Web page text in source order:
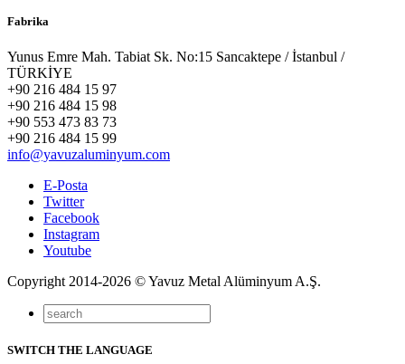
Fabrika
Yunus Emre Mah. Tabiat Sk. No:15 Sancaktepe / İstanbul /
TÜRKİYE
+90 216 484 15 97
+90 216 484 15 98
+90 553 473 83 73
+90 216 484 15 99
info@yavuzaluminyum.com
E-Posta
Twitter
Facebook
Instagram
Youtube
Copyright 2014-2026 © Yavuz Metal Alüminyum A.Ş.
SWITCH THE LANGUAGE